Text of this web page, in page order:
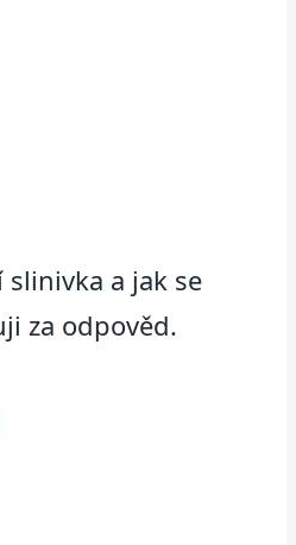
slinivka a jak se
za odpověd.